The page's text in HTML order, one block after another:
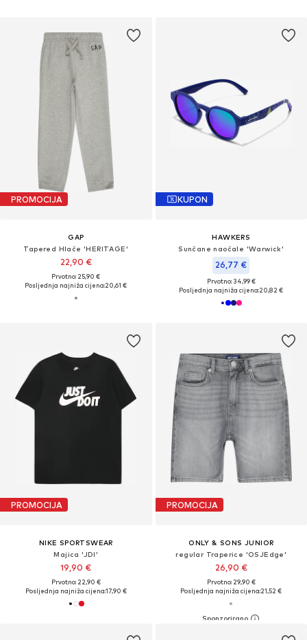
PROMOCIJA
GAP
Tapered Hlače 'HERITAGE'
22,90 €
Prvotno: 25,90 €
Posljednja najniža cijena:20,61 €
KUPON
HAWKERS
Sunčane naočale 'Warwick'
26,77 €
Prvotno: 34,99 €
Posljednja najniža cijena:20,82 €
PROMOCIJA
NIKE SPORTSWEAR
Majica 'JDI'
19,90 €
Prvotno: 22,90 €
Posljednja najniža cijena:17,90 €
PROMOCIJA
ONLY & SONS JUNIOR
regular Traperice 'OSJEdge'
26,90 €
Prvotno: 29,90 €
Posljednja najniža cijena:21,52 €